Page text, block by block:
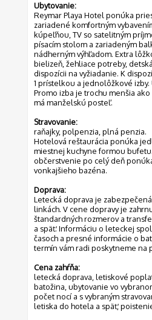
Ubytovanie:
Reymar Playa Hotel ponúka
zariadené komfortným
kúpeľňou, TV so satelitným
písacím stolom a zariadeným
nádherným výhľadom. Extra
bielizeň, žehliace potreby,
dispozícii na vyžiadanie. K
1 prístelkou a jednolôžkové
Promo izba je trochu menšia
má manželskú posteľ.
Stravovanie:
raňajky, polpenzia, plná penzia.
Hotelová reštaurácia ponúka
miestnej kuchyne formou
občerstvenie po celý deň
vonkajšieho bazéna.
Doprava:
Letecká doprava je
linkách. V cene dopravy je
štandardných rozmerov a
a späť. Informáciu o leteckej
časoch a presné informácie o
termín vám radi poskytneme na
Cena zahŕňa:
letecká doprava, letiskové
batožina, ubytovanie vo
počet nocí a s vybraným
letiska do hotela a späť,